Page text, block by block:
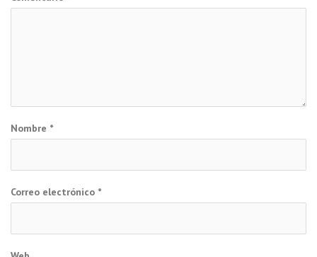
Nombre *
Correo electrónico *